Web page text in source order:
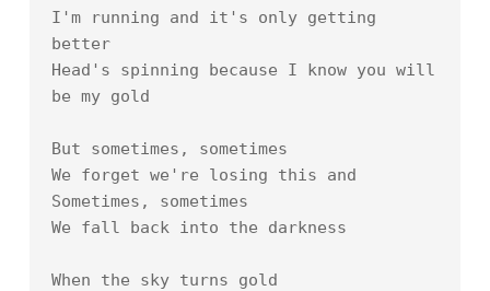
I'm running and it's only getting
better
Head's spinning because I know you will
be my gold
But sometimes, sometimes
We forget we're losing this and
Sometimes, sometimes
We fall back into the darkness
When the sky turns gold